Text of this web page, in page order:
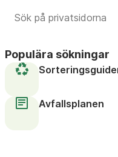
Populära sökningar
Avfallsplanen